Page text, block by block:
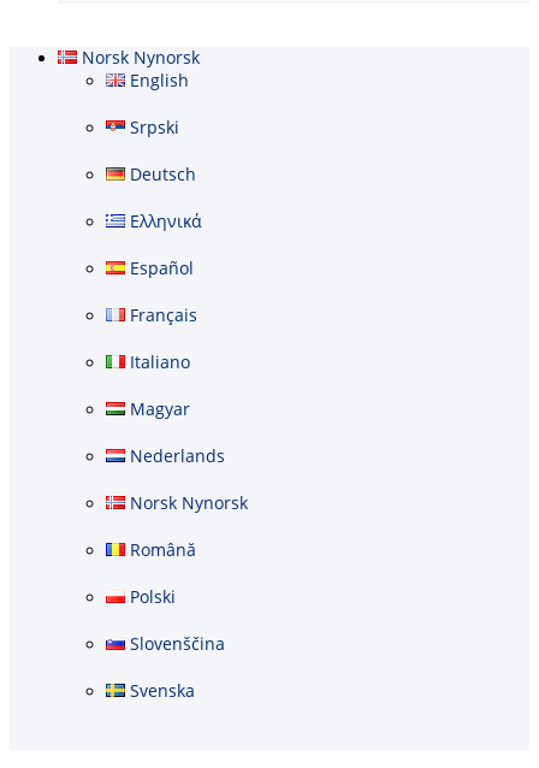
Norsk Nynorsk
English
Srpski
Deutsch
Ελληνικά
Español
Français
Italiano
Magyar
Nederlands
Norsk Nynorsk
Română
Polski
Slovenščina
Svenska